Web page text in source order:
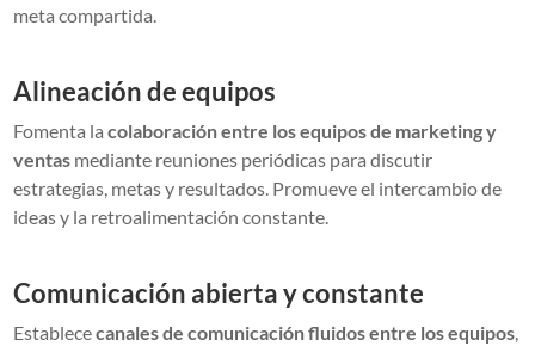
meta compartida.
Alineación de equipos
Fomenta lacolaboración entre los equipos de marketing y
ventas mediante reuniones periódicas para discutir
estrategias, metas y resultados. Promueve el intercambio de
ideas y la retroalimentación constante.
Comunicación abierta y constante
Establececanales de comunicación fluidos entre los equipos,